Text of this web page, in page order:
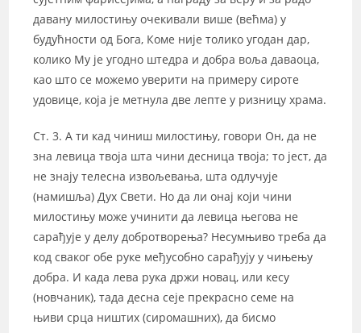
давану милостињу очекивали више (већма) у
будућности од Бога, Коме није толико угодан дар,
колико Му је угодно штедра и добра воља даваоца,
као што се можемо уверити на примеру сироте
удовице, која је метнула две лепте у ризницу храма.
Ст. 3. А ти кад чиниш милостињу, говори Он, да не
зна левица твоја шта чини десница твоја; то јест, да
не знају телесна извољевања, шта одлучује
(намишља) Дух Свети. Но да ли онај који чини
милостињу може учинити да левица његова не
сарађује у делу добротворења? Несумњиво треба да
код сваког обе руке међусобно сарађују у чињењу
добра. И када лева рука држи новац, или кесу
(новчаник), тада десна сеје прекрасно семе на
њиви срца ништих (сиромашних), да бисмо